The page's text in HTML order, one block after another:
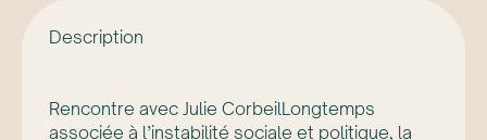
Description
Rencontre avec Julie CorbeilLongtemps
associée à l’instabilité sociale et politique, la